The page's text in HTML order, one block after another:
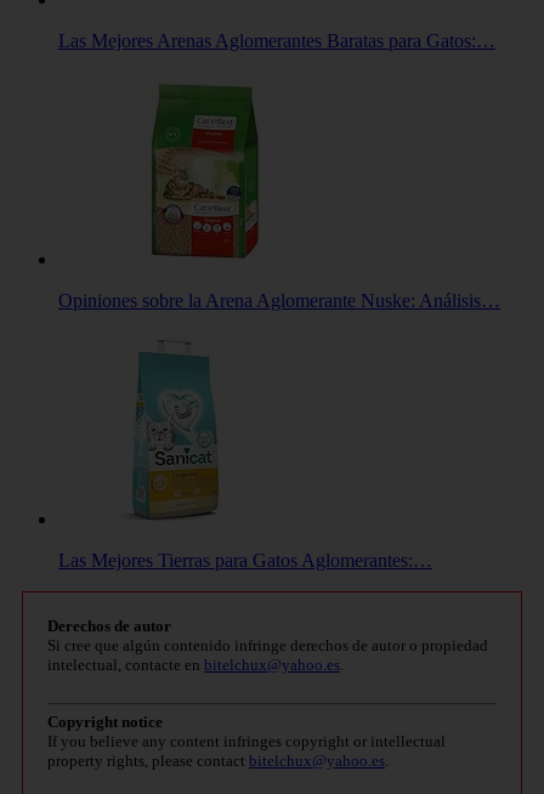
Las Mejores Arenas Aglomerantes Baratas para Gatos:…
Opiniones sobre la Arena Aglomerante Nuske: Análisis…
Las Mejores Tierras para Gatos Aglomerantes:…
Derechos de autor
Si cree que algún contenido infringe derechos de autor o propiedad
intelectual, contacte en bitelchux@yahoo.es.
Copyright notice
If you believe any content infringes copyright or intellectual
property rights, please contact bitelchux@yahoo.es.